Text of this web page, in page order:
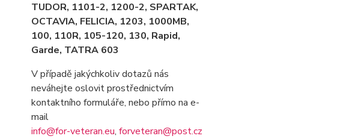
TUDOR, 1101-2, 1200-2, SPARTAK,
OCTAVIA, FELICIA, 1203, 1000MB,
100, 110R, 105-120, 130, Rapid,
Garde, TATRA 603
V případě jakýchkoliv dotazů nás
neváhejte oslovit prostřednictvím
kontaktního formuláře, nebo přímo na e-
mail
info@for-veteran.eu, forveteran@post.cz